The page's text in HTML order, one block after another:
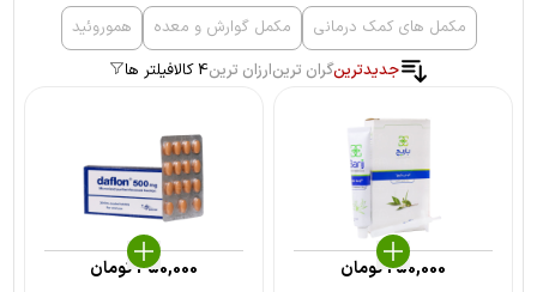
مکمل های کمک درمانی مکمل گوارش و معده
هموروئید
جدیدترینگران ترینارزان ترین4 کالا فیلتر ها
250,000تومان 450,000تومان